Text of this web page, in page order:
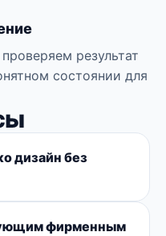
результат
состоянии для
дизайн без
фирменным